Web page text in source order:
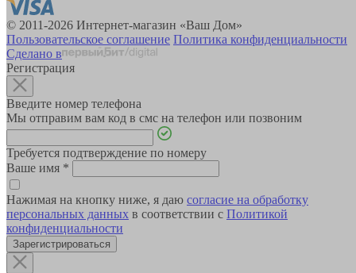
© 2011-2026 Интернет-магазин «Ваш Дом»
Пользовательское соглашение Политика конфиденциальности
Сделано в
Регистрация
Введите номер телефона
Мы отправим вам код в смс на телефон или позвоним
Требуется подтверждение по номеру
Ваше имя *
Нажимая на кнопку ниже, я даю согласие на обработку
персональных данных в соответствии с Политикой
конфиденциальности
Зарегистрироваться